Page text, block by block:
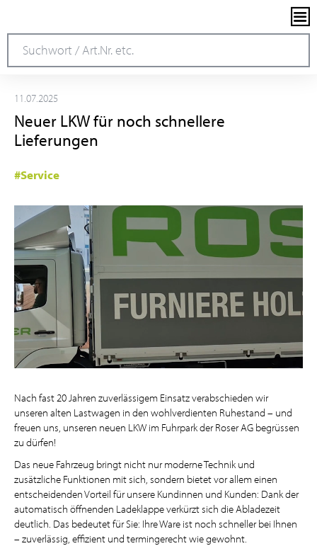
11.07.2025
Neuer LKW für noch schnellere
Lieferungen
#Service
Nach fast 20 Jahren zuverlässigem Einsatz verabschieden wir
unseren alten Lastwagen in den wohlverdienten Ruhestand – und
freuen uns, unseren neuen LKW im Fuhrpark der Roser AG begrüssen
zu dürfen!
Das neue Fahrzeug bringt nicht nur moderne Technik und
zusätzliche Funktionen mit sich, sondern bietet vor allem einen
entscheidenden Vorteil für unsere Kundinnen und Kunden: Dank der
automatisch öffnenden Ladeklappe verkürzt sich die Abladezeit
deutlich. Das bedeutet für Sie: Ihre Ware ist noch schneller bei Ihnen
– zuverlässig, effizient und termingerecht wie gewohnt.